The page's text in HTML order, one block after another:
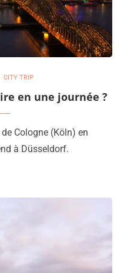
CITY TRIP
en une journée ?
Cologne (Köln) en
à Düsseldorf.